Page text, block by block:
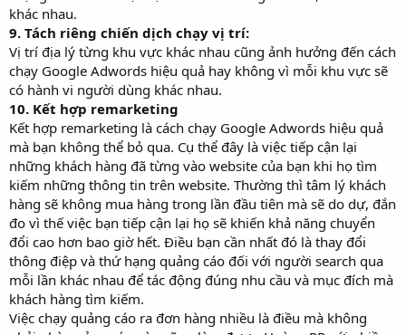
khác nhau.
9. Tách riêng chiến dịch chạy vị trí:
Vị trí địa lý từng khu vực khác nhau cũng ảnh hưởng đến cách
chạy Google Adwords hiệu quả hay không vì mỗi khu vực sẽ
có hành vi người dùng khác nhau.
10. Kết hợp remarketing
Kết hợp remarketing là cách chạy Google Adwords hiệu quả
mà bạn không thể bỏ qua. Cụ thể đây là việc tiếp cận lại
những khách hàng đã từng vào website của bạn khi họ tìm
kiếm những thông tin trên website. Thường thì tâm lý khách
hàng sẽ không mua hàng trong lần đầu tiên mà sẽ do dự, đắn
đo vì thế việc bạn tiếp cận lại họ sẽ khiến khả năng chuyển
đổi cao hơn bao giờ hết. Điều bạn cần nhất đó là thay đổi
thông điệp và thứ hạng quảng cáo đối với người search qua
mỗi lần khác nhau để tác động đúng nhu cầu và mục đích mà
khách hàng tìm kiếm.
Việc chạy quảng cáo ra đơn hàng nhiều là điều mà không